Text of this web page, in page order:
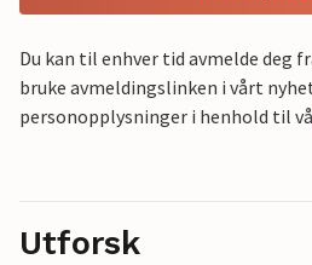
Du kan til enhver tid avmelde deg
bruke avmeldingslinken i vårt
personopplysninger i henhold til
Utforsk